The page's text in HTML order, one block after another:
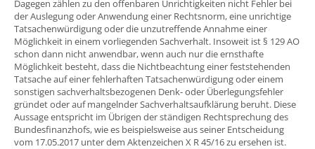
Dagegen zählen zu den offenbaren Unrichtigkeiten nicht Fehler bei
der Auslegung oder Anwendung einer Rechtsnorm, eine unrichtige
Tatsachenwürdigung oder die unzutreffende Annahme einer
Möglichkeit in einem vorliegenden Sachverhalt. Insoweit ist § 129 AO
schon dann nicht anwendbar, wenn auch nur die ernsthafte
Möglichkeit besteht, dass die Nichtbeachtung einer feststehenden
Tatsache auf einer fehlerhaften Tatsachenwürdigung oder einem
sonstigen sachverhaltsbezogenen Denk- oder Überlegungsfehler
gründet oder auf mangelnder Sachverhaltsaufklärung beruht. Diese
Aussage entspricht im Übrigen der ständigen Rechtsprechung des
Bundesfinanzhofs, wie es beispielsweise aus seiner Entscheidung
vom 17.05.2017 unter dem Aktenzeichen X R 45/16 zu ersehen ist.